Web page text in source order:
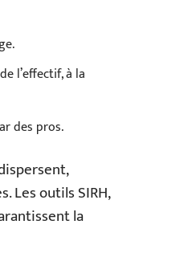
l’effectif, à la
des pros.
Les outils SIRH,
la